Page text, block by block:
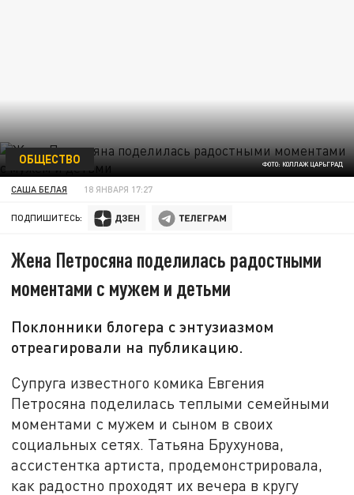
ФОТО: КОЛЛАЖ ЦАРЬГРАД
ОБЩЕСТВО
САША БЕЛАЯ 18 ЯНВАРЯ 17:27
ПОДПИШИТЕСЬ:
Жена Петросяна поделилась радостными
моментами с мужем и детьми
Поклонники блогера с энтузиазмом
отреагировали на публикацию.
Супруга известного комика Евгения
Петросяна поделилась теплыми семейными
моментами с мужем и сыном в своих
социальных сетях. Татьяна Брухунова,
ассистентка артиста, продемонстрировала,
как радостно проходят их вечера в кругу